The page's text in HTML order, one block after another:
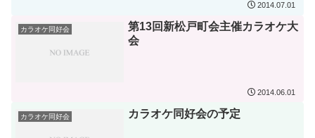
2014.07.01
カラオケ同好会
第13回新松戸町会主催カラオケ大
会
2014.06.01
カラオケ同好会 カラオケ同好会の予定